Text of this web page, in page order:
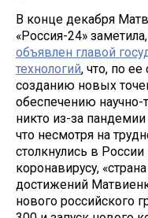
В конце декабря
«Россия-24»
объявлен главой
технологий, что, по ее
созданию новых
обеспечению научно-
никто из-за
что несмотря на
столкнулись в
коронавирусу,
достижений
нового российского